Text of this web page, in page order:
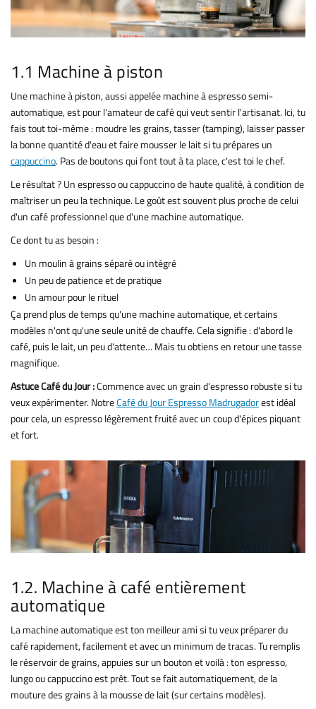
1.1 Machine à piston
Une machine à piston, aussi appelée machine à espresso semi-
automatique, est pour l'amateur de café qui veut sentir l'artisanat. Ici, tu
fais tout toi-même : moudre les grains, tasser (tamping), laisser passer
la bonne quantité d'eau et faire mousser le lait si tu prépares un
cappuccino. Pas de boutons qui font tout à ta place, c'est toi le chef.
Le résultat ? Un espresso ou cappuccino de haute qualité, à condition de
maîtriser un peu la technique. Le goût est souvent plus proche de celui
d'un café professionnel que d'une machine automatique.
Ce dont tu as besoin :
Un moulin à grains séparé ou intégré
Un peu de patience et de pratique
Un amour pour le rituel
Ça prend plus de temps qu'une machine automatique, et certains
modèles n'ont qu'une seule unité de chauffe. Cela signifie : d'abord le
café, puis le lait, un peu d'attente… Mais tu obtiens en retour une tasse
magnifique.
Astuce Café du Jour :Commence avec un grain d'espresso robuste si tu
veux expérimenter. NotreCafé du Jour Espresso Madrugadorest idéal
pour cela, un espresso légèrement fruité avec un coup d'épices piquant
et fort.
1.2. Machine à café entièrement
automatique
La machine automatique est ton meilleur ami si tu veux préparer du
café rapidement, facilement et avec un minimum de tracas. Tu remplis
le réservoir de grains, appuies sur un bouton et voilà : ton espresso,
lungo ou cappuccino est prêt. Tout se fait automatiquement, de la
mouture des grains à la mousse de lait (sur certains modèles).